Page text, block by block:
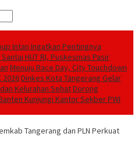
Intan Ingatkan Pentingnya
HUT RI, Puskesmas Pasir
Menuju Race Day, City Touchdown
2026Dinkes Kota Tangerang Gelar
Kelurahan SehatDorong
Kunjungi Kantor Sekber PWI
Tangerang dan PLN Perkuat